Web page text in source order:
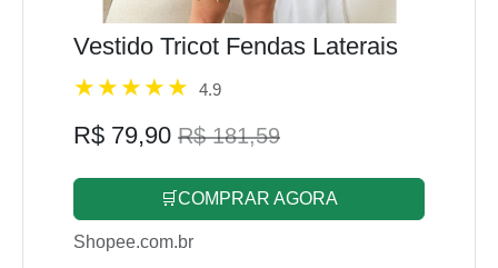
Vestido Tricot Fendas Laterais
4.9
R$ 79,90 R$ 181,59
🛒COMPRAR AGORA
Shopee.com.br